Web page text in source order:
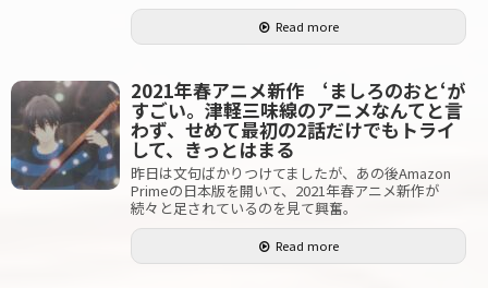
Read more
2021年春アニメ新作 ‘ましろのおと‘が
すごい。津軽三味線のアニメなんてと言
わず、せめて最初の2話だけでもトライ
して、きっとはまる
昨日は文句ばかりつけてましたが、あの後Amazon
Primeの日本版を開いて、2021年春アニメ新作が
続々と足されているのを見て興奮。
Read more